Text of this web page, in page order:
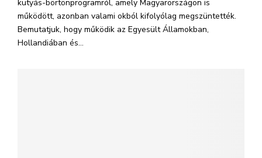
kutyás-börtönprogramról, amely Magyarországon is
működött, azonban valami okból kifolyólag megszüntették.
Bemutatjuk, hogy működik az Egyesült Államokban,
Hollandiában és...